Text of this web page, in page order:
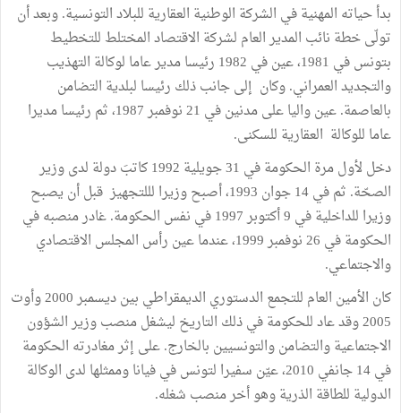
بدأ حياته المهنية في الشركة الوطنية العقارية للبلاد التونسية. وبعد أن
تولّى خطة نائب المدير العام لشركة الاقتصاد المختلط للتخطيط
بتونس في 1981، عين في 1982 رئيسا مدير عاما لوكالة التهذيب
والتجديد العمراني. وكان إلى جانب ذلك رئيسا لبلدية التضامن
بالعاصمة. عين واليا على مدنين في 21 نوفمبر 1987، ثم رئيسا مديرا
عاما للوكالة العقارية للسكنى.
دخل لأول مرة الحكومة في 31 جويلية 1992 كاتبَ دولة لدى وزير
الصحّة. ثم في 14 جوان 1993، أصبح وزيرا لللتجهيز قبل أن يصبح
وزيرا للداخلية في 9 أكتوبر 1997 في نفس الحكومة. غادر منصبه في
الحكومة في 26 نوفمبر 1999، عندما عين رأس المجلس الاقتصادي
والاجتماعي.
كان الأمين العام للتجمع الدستوري الديمقراطي بين ديسمبر 2000 وأوت
2005 وقد عاد للحكومة في ذلك التاريخ ليشغل منصب وزير الشؤون
الاجتماعية والتضامن والتونسيين بالخارج. على إثر مغادرته الحكومة
في 14 جانفي 2010، عيّن سفيرا لتونس في فيانا وممثلها لدى الوكالة
الدولية للطاقة الذرية وهو أخر منصب شغله.